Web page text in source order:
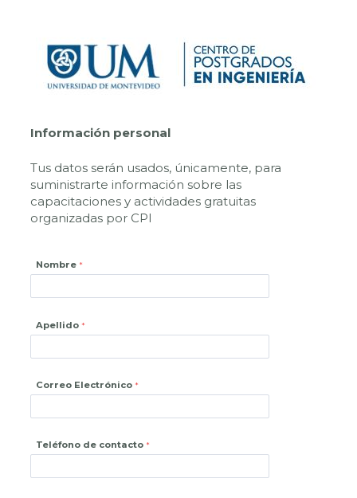
Información personal
Tus datos serán usados, únicamente, para
suministrarte información sobre las
capacitaciones y actividades gratuitas
organizadas por CPI
Nombre
Apellido
Correo Electrónico
Teléfono de contacto